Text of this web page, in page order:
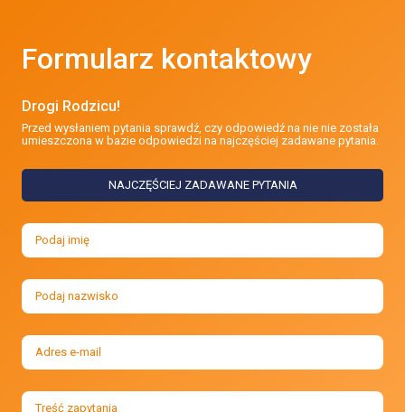
Formularz kontaktowy
Drogi Rodzicu!
Przed wysłaniem pytania sprawdź, czy odpowiedź na nie nie została
umieszczona w bazie odpowiedzi na najczęściej zadawane pytania.
NAJCZĘŚCIEJ ZADAWANE PYTANIA